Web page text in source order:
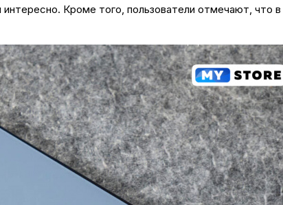
Кроме того, пользователи отмечают, что